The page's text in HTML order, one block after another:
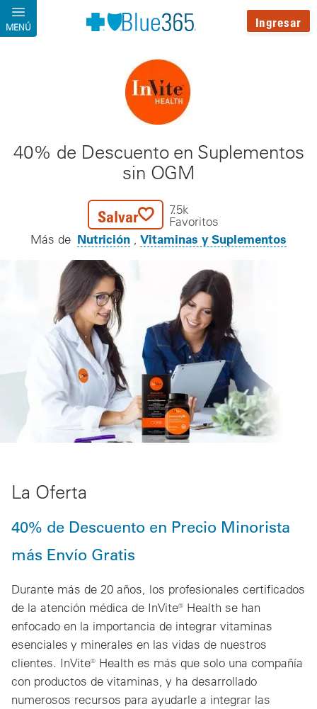
Pasar al contenido principal
MENÚ Ingresar
40% de Descuento en Suplementos
sin OGM
Salvar
7.5k
Favoritos
Más de Nutrición Vitaminas y Suplementos
La Oferta
40% de Descuento en Precio Minorista
más Envío Gratis
Durante más de 20 años, los profesionales certificados
de la atención médica de InVite® Health se han
enfocado en la importancia de integrar vitaminas
esenciales y minerales en las vidas de nuestros
clientes. InVite® Health es más que solo una compañía
con productos de vitaminas, y ha desarrollado
numerosos recursos para ayudarle a integrar las